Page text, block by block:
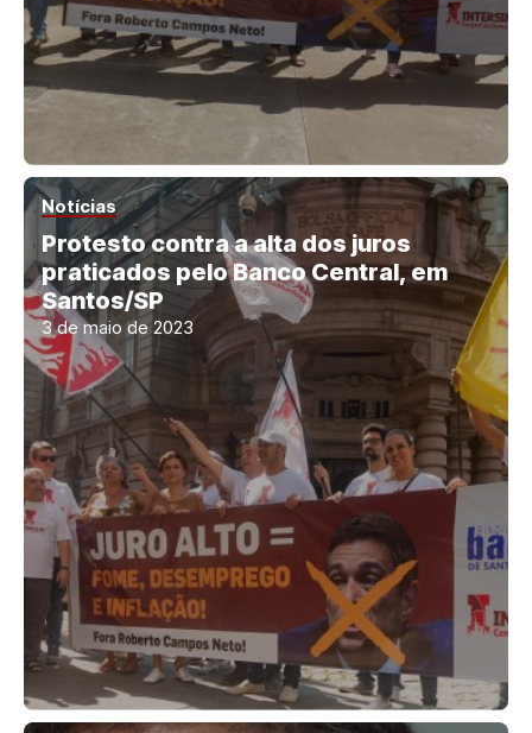
Notícias
Protesto contra a alta dos juros
praticados pelo Banco Central, em
Santos/SP
3 de maio de 2023